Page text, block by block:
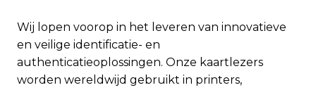
Wij lopen voorop in het leveren van innovatieve
en veilige identificatie- en
authenticatieoplossingen. Onze kaartlezers
worden wereldwijd gebruikt in printers,